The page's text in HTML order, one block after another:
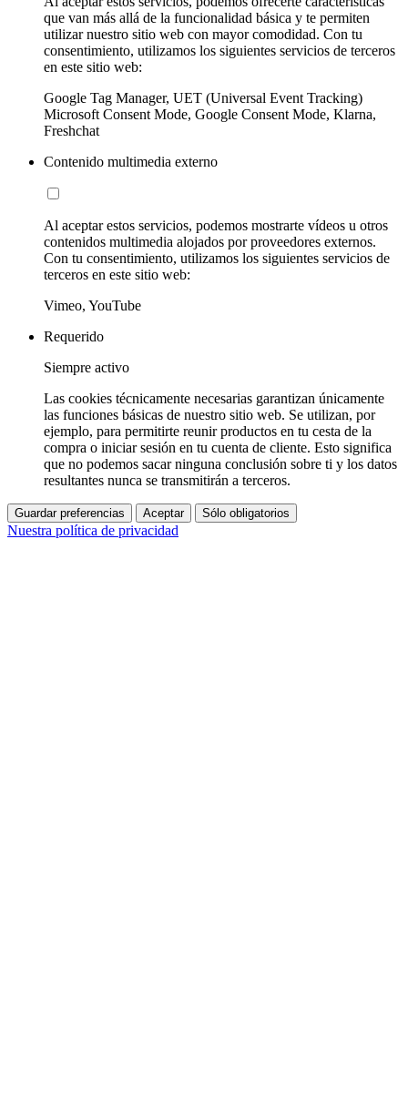
que van más allá de la funcionalidad básica y te permiten
utilizar nuestro sitio web con mayor comodidad. Con tu
consentimiento, utilizamos los siguientes servicios de terceros
en este sitio web:
Google Tag Manager, UET (Universal Event Tracking)
Microsoft Consent Mode, Google Consent Mode, Klarna,
Freshchat
Contenido multimedia externo
Al aceptar estos servicios, podemos mostrarte vídeos u otros
contenidos multimedia alojados por proveedores externos.
Con tu consentimiento, utilizamos los siguientes servicios de
terceros en este sitio web:
Vimeo, YouTube
Requerido
Siempre activo
Las cookies técnicamente necesarias garantizan únicamente
las funciones básicas de nuestro sitio web. Se utilizan, por
ejemplo, para permitirte reunir productos en tu cesta de la
compra o iniciar sesión en tu cuenta de cliente. Esto significa
que no podemos sacar ninguna conclusión sobre ti y los datos
resultantes nunca se transmitirán a terceros.
Guardar preferencias Aceptar Sólo obligatorios
Nuestra política de privacidad